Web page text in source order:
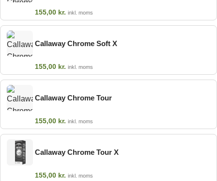
155,00 kr. inkl. moms
Callaway Chrome Soft X
155,00 kr. inkl. moms
Callaway Chrome Tour
155,00 kr. inkl. moms
Callaway Chrome Tour X
155,00 kr. inkl. moms